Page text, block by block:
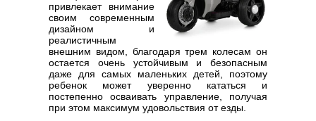
привлекает внимание
своим современным
дизайном и
реалистичным
внешним видом, благодаря трем колесам он
остается очень устойчивым и безопасным
даже для самых маленьких детей, поэтому
ребенок может уверенно кататься и
постепенно осваивать управление, получая
при этом максимум удовольствия от езды.